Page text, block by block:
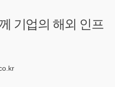
기업의 해외 인프